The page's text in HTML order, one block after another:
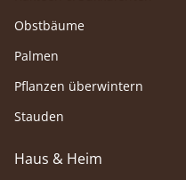
Obstbäume
Palmen
Pflanzen überwintern
Stauden
Haus & Heim